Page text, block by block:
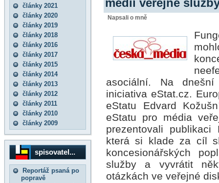
články 2021
články 2020
články 2019
články 2018
články 2016
články 2017
články 2015
články 2014
články 2013
články 2012
články 2011
články 2010
články 2009
spisovatel...
Reportáž psaná po
popravě
Napsali o mně
asociální. Na
iniciativa eStat.cz.
eStatu Edvard
eStatu pro média
prezentovali publikaci
která si klade za cíl
koncesionářských
služby a vyvrátit
otázkách ve veřejné